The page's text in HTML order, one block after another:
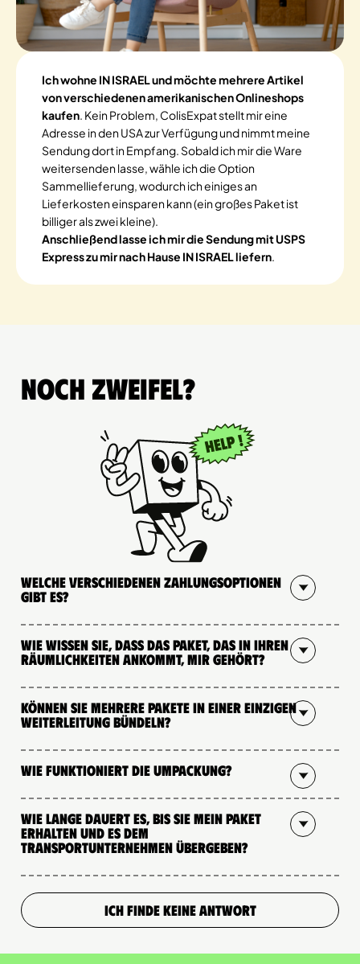
Ich wohne IN ISRAEL und möchte mehrere Artikel
von verschiedenen amerikanischen Onlineshops
kaufen. Kein Problem, ColisExpat stellt mir eine
Adresse in den USA zur Verfügung und nimmt meine
Sendung dort in Empfang. Sobald ich mir die Ware
weitersenden lasse, wähle ich die Option
Sammellieferung, wodurch ich einiges an
Lieferkosten einsparen kann (ein großes Paket ist
billiger als zwei kleine).
Anschließend lasse ich mir die Sendung mit USPS
Express zu mir nach Hause IN ISRAEL liefern.
Noch Zweifel?
Welche verschiedenen Zahlungsoptionen
gibt es?
Wie wissen Sie, dass das Paket, das in Ihren
Räumlichkeiten ankommt, mir gehört?
Können Sie mehrere Pakete in einer einzigen
Weiterleitung bündeln?
Wie funktioniert die Umpackung?
Wie lange dauert es, bis Sie mein Paket
erhalten und es dem
Transportunternehmen übergeben?
ICH FINDE KEINE ANTWORT